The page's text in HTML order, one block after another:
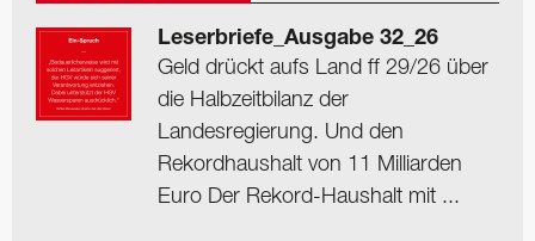
Leserbriefe_Ausgabe 32_26
Geld drückt aufs Land ff 29/26 über
die Halbzeitbilanz der
Landesregierung. Und den
Rekordhaushalt von 11 Milliarden
Euro Der Rekord-Haushalt mit ...